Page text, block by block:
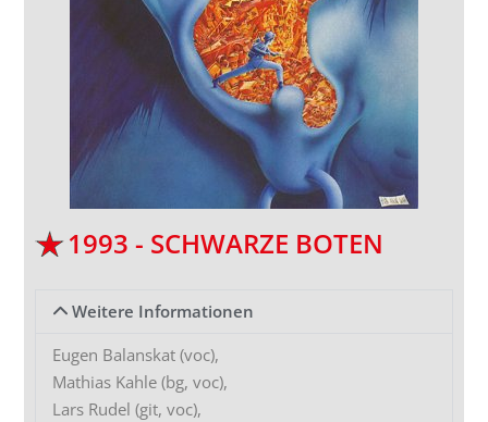
1993 - SCHWARZE BOTEN
Weitere Informationen
Eugen Balanskat (voc),
Mathias Kahle (bg, voc),
Lars Rudel (git, voc),